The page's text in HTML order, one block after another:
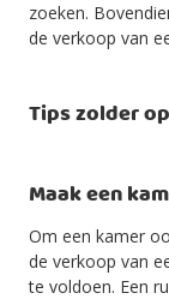
zoeken.
de verkoop van
Tips zolder
Maak een
Om een kamer
de verkoop van
te voldoen. Een